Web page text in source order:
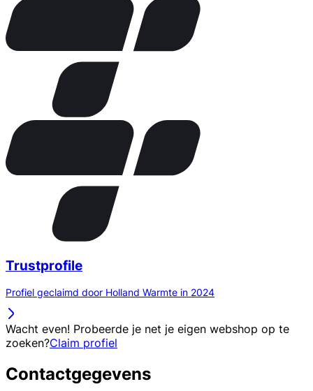
Trustprofile
Profiel geclaimd door Holland Warmte in 2024
Wacht even! Probeerde je net je eigen webshop op te
zoeken?Claim profiel
Contactgegevens